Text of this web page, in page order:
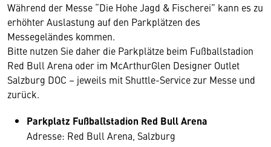
Während der Messe “Die Hohe Jagd & Fischerei” kann es zu
erhöhter Auslastung auf den Parkplätzen des
Messegeländes kommen.
Bitte nutzen Sie daher die Parkplätze beim Fußballstadion
Red Bull Arena oder im McArthurGlen Designer Outlet
Salzburg DOC – jeweils mit Shuttle-Service zur Messe und
zurück.
Parkplatz Fußballstadion Red Bull Arena
Adresse: Red Bull Arena, Salzburg